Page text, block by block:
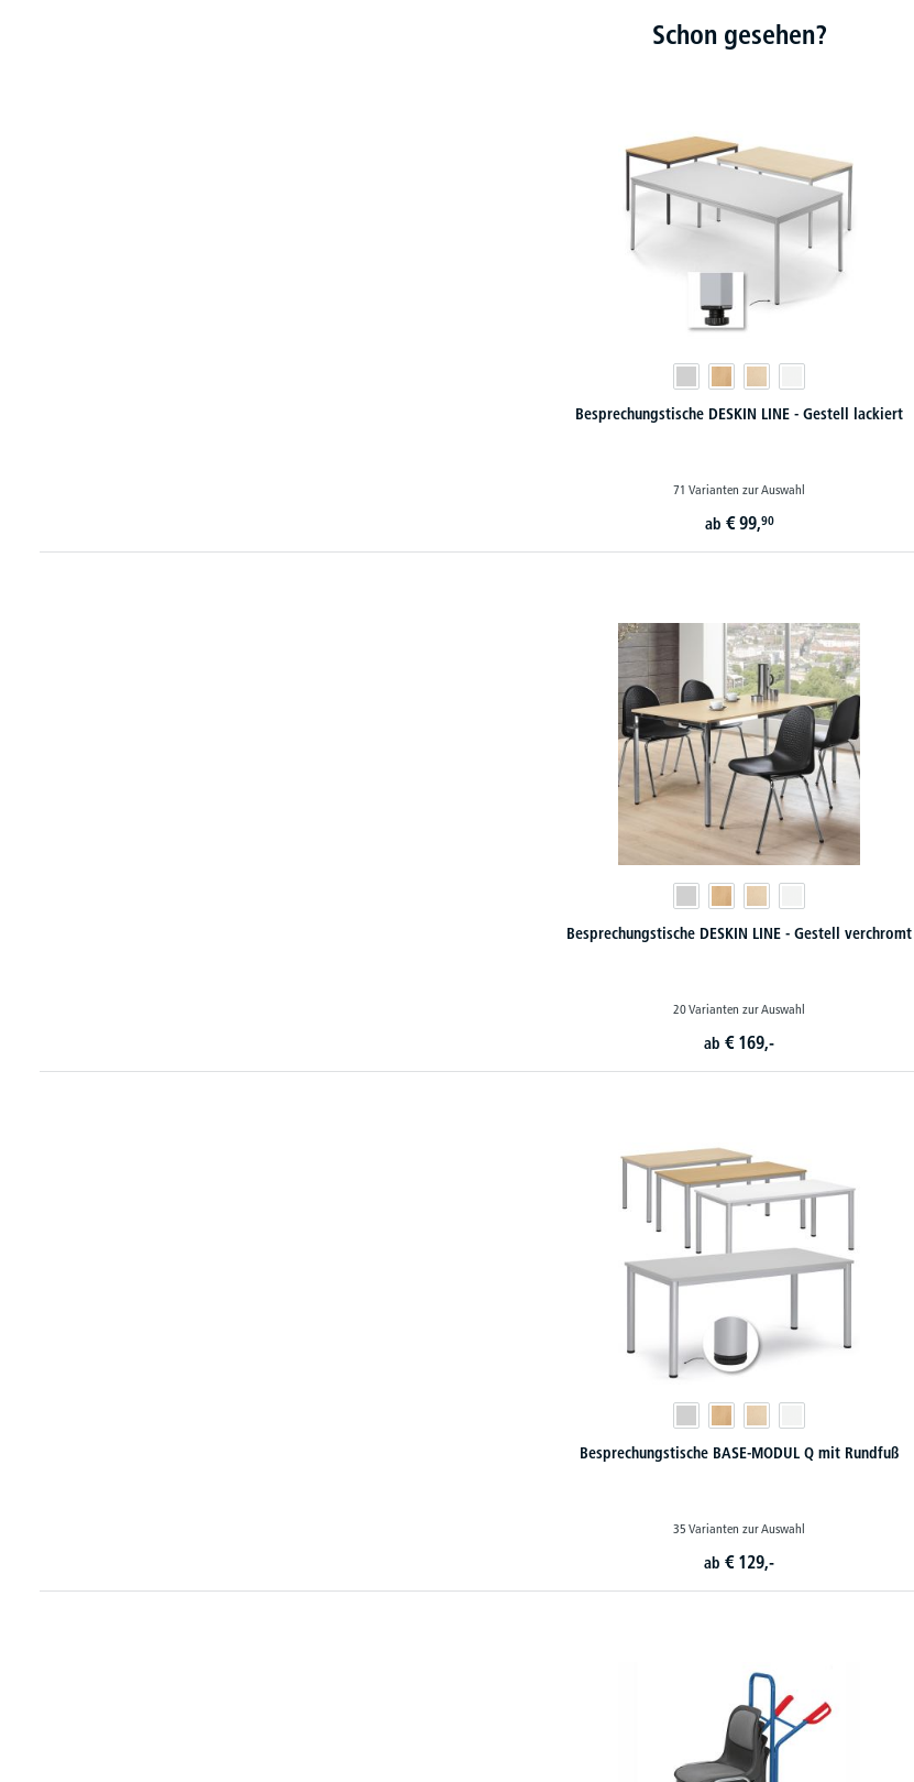
Schon gesehen?
Besprechungstische DESKIN LINE - Gestell lackiert
71 Varianten zur Auswahl
ab € 99,90
Besprechungstische DESKIN LINE - Gestell verchromt
20 Varianten zur Auswahl
ab € 169,-
Besprechungstische BASE-MODUL Q mit Rundfuß
35 Varianten zur Auswahl
ab € 129,-